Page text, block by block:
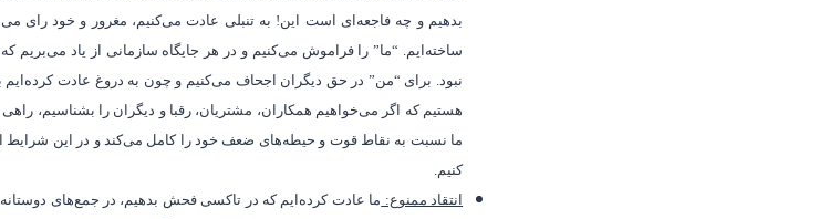
بدهیم و چه فاجعه‌ای است این! به تنبلی عادت می‌کنیم، مغرور و خود رای
ساخته‌ایم. “ما” را فراموش می‌کنیم و در هر جایگاه سازمانی از یاد می‌بریم
نبود. برای “من” در حق دیگران اجحاف می‌کنیم و چون به دروغ عادت
هستیم که اگر میخواهیم همکاران، مشتریان، رقبا و دیگران را بشناسیم،
ما نسبت به نقاط قوت و حیطههای ضعف خود را کامل میکند و در این
کنیم.
انتقاد ممنوع: ما عادت کردهایم که در تاکسی فحش بدهیم، در جمعهای